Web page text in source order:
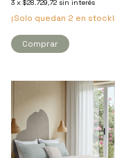
3 x $28.729,72 sin interés
¡Solo quedan 2 en stock!
Comprar